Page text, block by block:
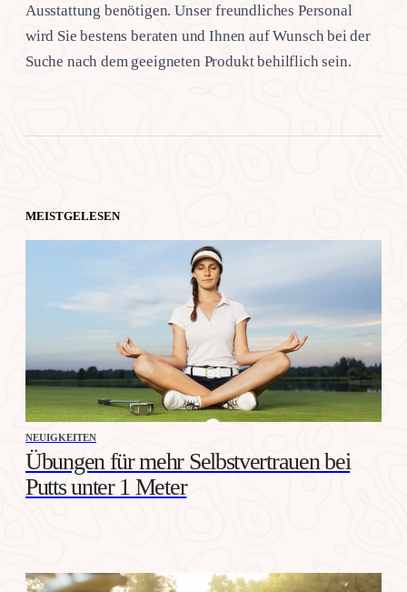
Ausstattung benötigen. Unser freundliches Personal
wird Sie bestens beraten und Ihnen auf Wunsch bei der
Suche nach dem geeigneten Produkt behilflich sein.
MEISTGELESEN
NEUIGKEITEN
Übungen für mehr Selbstvertrauen bei
Putts unter 1 Meter